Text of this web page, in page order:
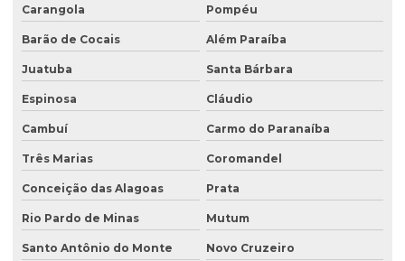
Licenciamento ambiental de barragens
Licenciamento ambiental condomínio residencial
Licenciamento ambiental para construção civil
Licenciamento ambiental para empresas
Licenciamento ambiental de fábricas
Licenciamento ambiental industrial
Licenciamento ambiental para lava jatos
Carangola Pompéu
Barão de Cocais Além Paraíba
Juatuba Santa Bárbara
Espinosa Cláudio
Cambuí Carmo do Paranaíba
Três Marias Coromandel
Conceição das Alagoas Prata
Rio Pardo de Minas Mutum
Santo Antônio do Monte Novo Cruzeiro